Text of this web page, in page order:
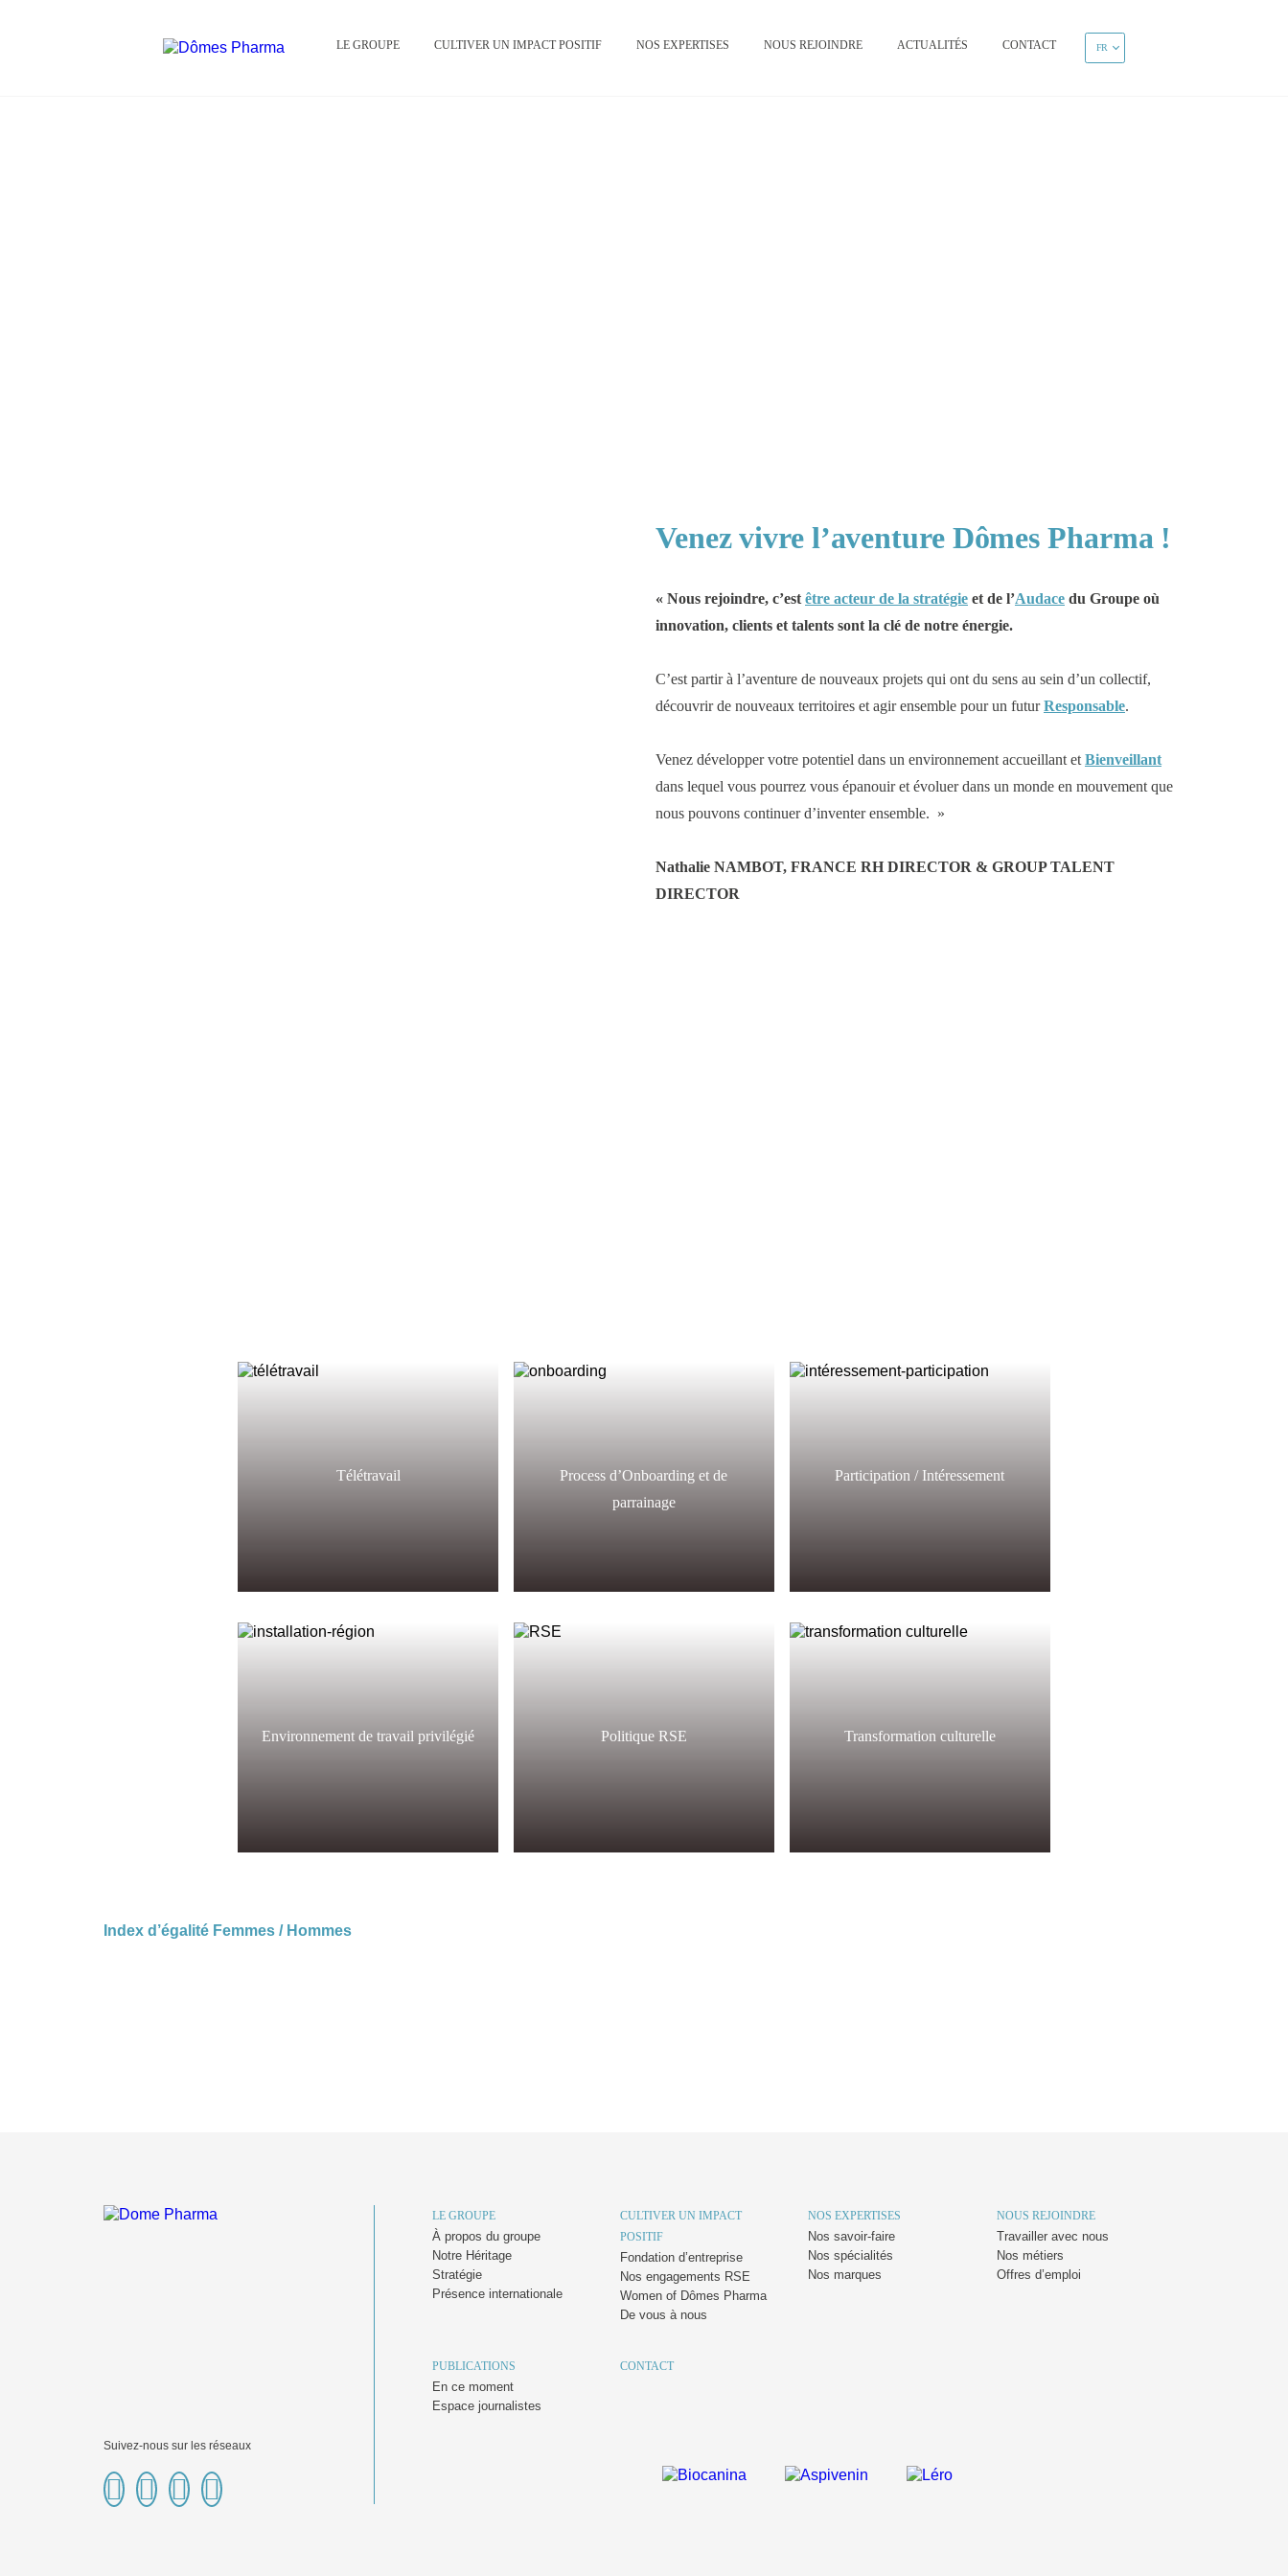
LE GROUPE CULTIVER UN IMPACT POSITIF NOS EXPERTISES NOUS REJOINDRE ACTUALITÉS CONTACT FR
Venez vivre l’aventure Dômes Pharma !
« Nous rejoindre, c’est être acteur de la stratégieet de l’Audacedu Groupe où
innovation, clients et talents sont la clé de notre énergie.
C’est partir à l’aventure de nouveaux projets qui ont du sens au sein d’un collectif,
découvrir de nouveaux territoires et agir ensemble pour un futurResponsable.
Venez développer votre potentiel dans un environnement accueillant et Bienveillant
dans lequel vous pourrez vous épanouir et évoluer dans un monde en mouvement que
nous pouvons continuer d’inventer ensemble. »
Nathalie NAMBOT, FRANCE RH DIRECTOR & GROUP TALENT
DIRECTOR
Télétravail
Process d’Onboarding et de
parrainage
Participation / Intéressement
Environnement de travail privilégié Politique RSE Transformation culturelle
Index d’égalité Femmes / Hommes
Suivez-nous sur les réseaux
LE GROUPE
À propos du groupe
Notre Héritage
Stratégie
Présence internationale
CULTIVER UN IMPACT
POSITIF
Fondation d’entreprise
Nos engagements RSE
Women of Dômes Pharma
De vous à nous
NOS EXPERTISES
Nos savoir-faire
Nos spécialités
Nos marques
NOUS REJOINDRE
Travailler avec nous
Nos métiers
Offres d’emploi
PUBLICATIONS
En ce moment
Espace journalistes
CONTACT